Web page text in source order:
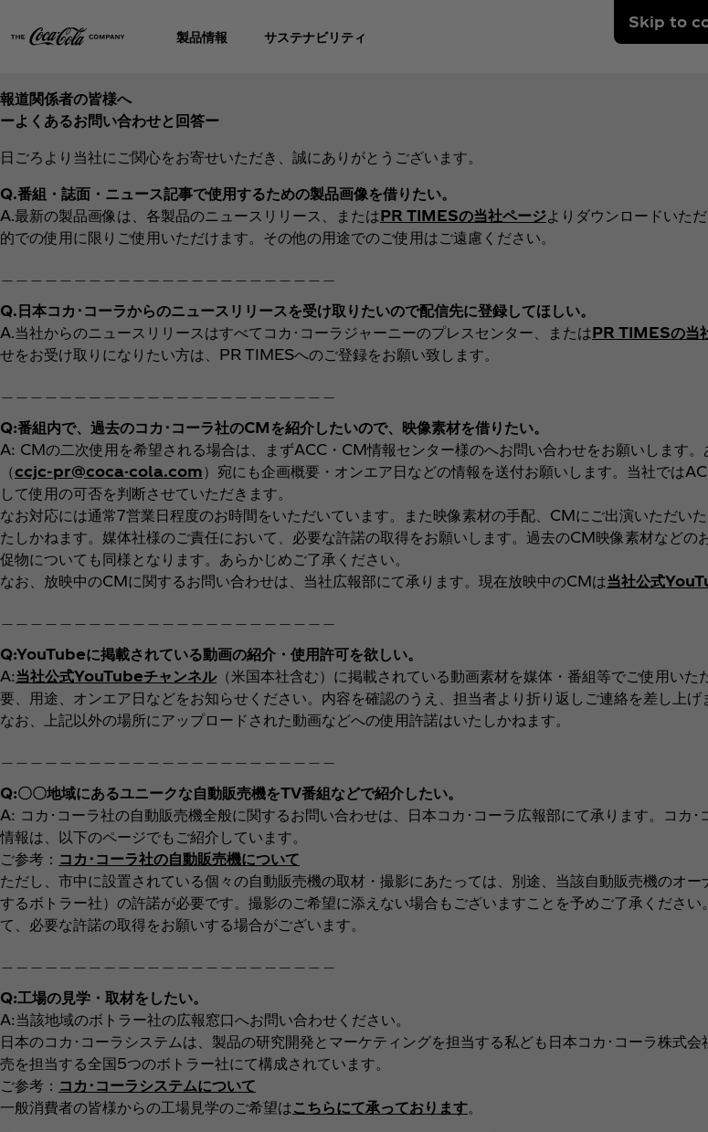
Skip to
製品情報 サステナビリティ
報道関係者の皆様へ
ーよくあるお問い合わせと回答ー
日ごろより当社にご関心をお寄せいただき、誠にありがとうございます。
Q.番組・誌面・ニュース記事で使用するための製品画像を借りたい。
A.最新の製品画像は、各製品のニュースリリース、またはPR TIMESの当社ページよりダウンロードいた
的での使用に限りご使用いただけます。その他の用途でのご使用はご遠慮ください。
Q.日本コカ･コーラからのニュースリリースを受け取りたいので配信先に登録してほしい。
A.当社からのニュースリリースはすべてコカ･コーラジャーニーのプレスセンター、またはPR TIMESの当
せをお受け取りになりたい方は、PR TIMESへのご登録をお願い致します。
Q:番組内で、過去のコカ･コーラ社のCMを紹介したいので、映像素材を借りたい。
A: CMの二次使用を希望される場合は、まずACC・CM情報センター様のへお問い合わせをお願いします
（ccjc-pr@coca-cola.com）宛にも企画概要・オンエア日などの情報を送付お願いします。当社では
して使用の可否を判断させていただきます。
なお対応には通常7営業日程度のお時間をいただいています。また映像素材の手配、CMにご出演いただい
たしかねます。媒体社様のご責任において、必要な許諾の取得をお願いします。過去のCM映像素材などの
促物についても同様となります。あらかじめご了承ください。
なお、放映中のCMに関するお問い合わせは、当社広報部にて承ります。現在放映中のCMは当社公式
Q:YouTubeに掲載されている動画の紹介・使用許可を欲しい。
A:当社公式YouTubeチャンネル（米国本社含む）に掲載されている動画素材を媒体・番組等でご使用い
要、用途、オンエア日などをお知らせください。内容を確認のうえ、担当者より折り返しご連絡を差し上げ
なお、上記以外の場所にアップロードされた動画などへの使用許諾はいたしかねます。
Q:〇〇地域にあるユニークな自動販売機をTV番組などで紹介したい。
A: コカ･コーラ社の自動販売機全般に関するお問い合わせは、日本コカ･コーラ広報部にて承ります。コカ
情報は、以下のページでもご紹介しています。
ご参考： コカ･コーラ社の自動販売機について
ただし、市中に設置されている個々の自動販売機の取材・撮影にあたっては、別途、当該自動販売機のオ
するボトラー社）の許諾が必要です。撮影のご希望に添えない場合もございますことを予めご了承くださ
て、必要な許諾の取得をお願いする場合がございます。
Q:工場の見学・取材をしたい。
A:当該地域のボトラー社の広報窓口へお問い合わせください。
日本のコカ･コーラシステムは、製品の研究開発とマーケティングを担当する私ども日本コカ･コーラ株式
売を担当する全国5つのボトラー社にて構成されています。
ご参考： コカ･コーラシステムについて
一般消費者の皆様からの工場見学のご希望はこちらにて承っております。